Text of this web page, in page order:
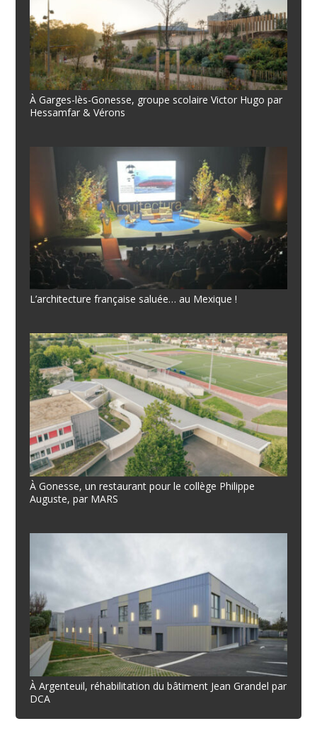
À Garges-lès-Gonesse, groupe scolaire Victor Hugo par
Hessamfar & Vérons
L’architecture française saluée… au Mexique !
À Gonesse, un restaurant pour le collège Philippe
Auguste, par MARS
À Argenteuil, réhabilitation du bâtiment Jean Grandel par
DCA